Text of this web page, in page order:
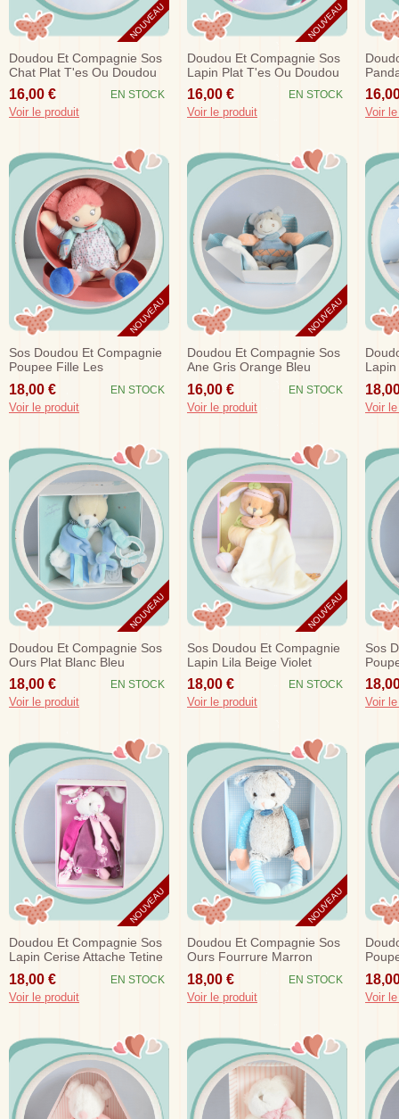
NOUVEAU
Doudou Et Compagnie Sos
Chat Plat T'es Ou Doudou
Dc3153
16,00 € EN STOCK
Voir le produit
NOUVEAU
Doudou Et Compagnie Sos
Lapin Plat T'es Ou Doudou
Dc3151
16,00 € EN STOCK
Voir le produit Voir
NOUVEAU
Sos Doudou Et Compagnie
Poupee Fille Les
Demoiselles Wiiizzz Louison
Rose...
18,00 € EN STOCK
Voir le produit
NOUVEAU
Doudou Et Compagnie Sos
Ane Gris Orange Bleu
Nathan Mouchoir Dc2573
16,00 € EN STOCK
Voir le produit
Bleu
Voir
NOUVEAU
Doudou Et Compagnie Sos
Ours Plat Blanc Bleu
Attache Tetine Dc3038
18,00 € EN STOCK
Voir le produit
NOUVEAU
Sos Doudou Et Compagnie
Lapin Lila Beige Violet
Mouchoir Ours Dc2631
18,00 € EN STOCK
Voir le produit
Sos
Voir
NOUVEAU
Doudou Et Compagnie Sos
Lapin Cerise Attache Tetine
Rose Violet Dc2701
18,00 € EN STOCK
Voir le produit
NOUVEAU
Doudou Et Compagnie Sos
Ours Fourrure Marron
Jambes Les Choupidoux
Dc2768
18,00 € EN STOCK
Voir le produit
Plat
Voir